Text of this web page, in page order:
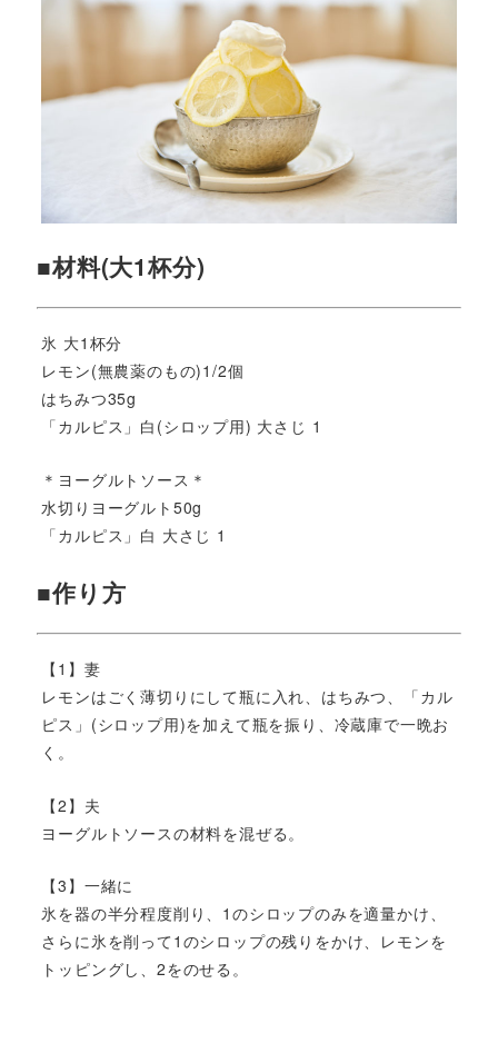
■材料(大1杯分)
氷 大1杯分
レモン(無農薬のもの)1/2個
はちみつ35g
「カルピス」白(シロップ用) 大さじ 1
＊ヨーグルトソース＊
水切りヨーグルト50g
「カルピス」白 大さじ 1
■作り方
【1】妻
レモンはごく薄切りにして瓶に入れ、はちみつ、「カル
ピス」(シロップ用)を加えて瓶を振り、冷蔵庫で一晩お
く。
【2】夫
ヨーグルトソースの材料を混ぜる。
【3】一緒に
氷を器の半分程度削り、1のシロップのみを適量かけ、
さらに氷を削って1のシロップの残りをかけ、レモンを
トッピングし、2をのせる。